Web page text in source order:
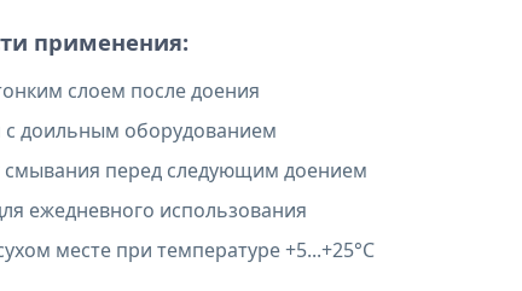
применения:
слоем после доения
с доильным оборудованием
смывания перед следующим доением
ежедневного использования
месте при температуре +5...+25°C